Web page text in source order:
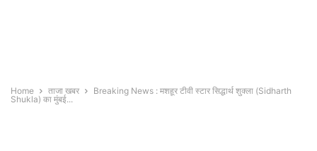
Home ताजा खबर
Breaking News : मशहूर टीवी स्टार सिद्धार्थ शुक्ला (Sidharth
Shukla) का मुंबई...